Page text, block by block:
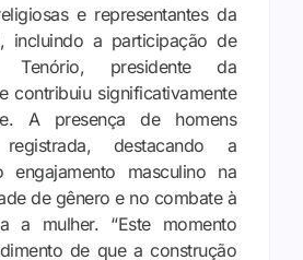
e representantes da
incluindo a participação de
Tenório, presidente da
contribuiu significativamente
A presença de homens
destacando a
engajamento masculino na
de gênero e no combate à
a mulher. “Este momento
de que a construção